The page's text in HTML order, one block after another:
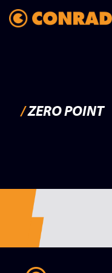
/ZERO POINT